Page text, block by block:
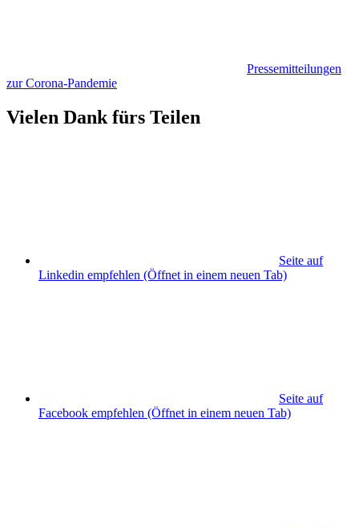
Pressemitteilungen
zur Corona-Pandemie
Vielen Dank fürs Teilen
Seite auf
Linkedin empfehlen (Öffnet in einem neuen Tab)
Seite auf
Facebook empfehlen (Öffnet in einem neuen Tab)